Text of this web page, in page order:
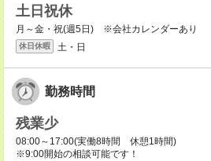
土日祝休
月～金・祝(週5日) ※会社カレンダーあり
休日休暇 土・日
勤務時間
残業少
08:00～17:00(実働8時間 休憩1時間)
※9:00開始の相談可能です！